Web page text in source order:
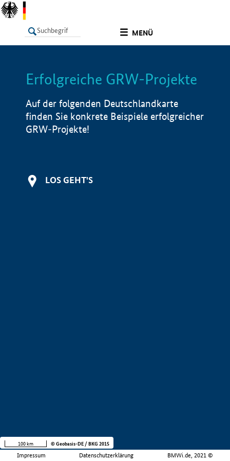
MENÜ
LISTE Info
Erfolgreiche GRW-Projekte
Auf der folgenden Deutschlandkarte
finden Sie konkrete Beispiele erfolgreicher
GRW-Projekte!
LOS GEHT'S
Impressum Datenschutzerklärung BMWi.de, 2021 ©
100 km © Geobasis-DE / BKG 2015